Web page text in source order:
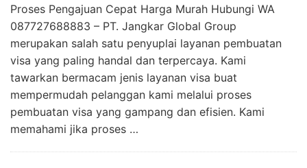
Proses Pengajuan Cepat Harga Murah Hubungi WA
087727688883 – PT. Jangkar Global Group
merupakan salah satu penyuplai layanan pembuatan
visa yang paling handal dan terpercaya. Kami
tawarkan bermacam jenis layanan visa buat
mempermudah pelanggan kami melalui proses
pembuatan visa yang gampang dan efisien. Kami
memahami jika proses …